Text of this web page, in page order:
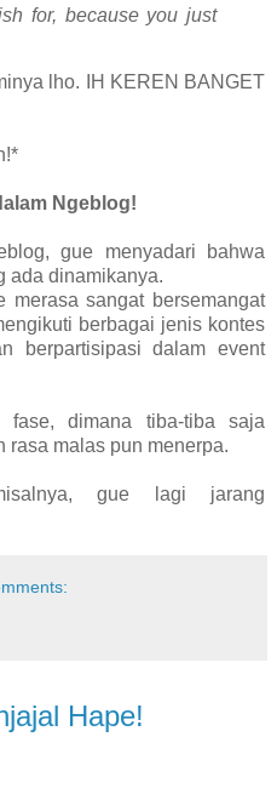
for, because you just
lho. IH KEREN BANGET
Ngeblog!
gue menyadari bahwa
ada dinamikanya.
sangat bersemangat
berbagai jenis kontes
berpartisipasi dalam event
dimana tiba-tiba saja
rasa malas pun menerpa.
gue lagi jarang
Hape!